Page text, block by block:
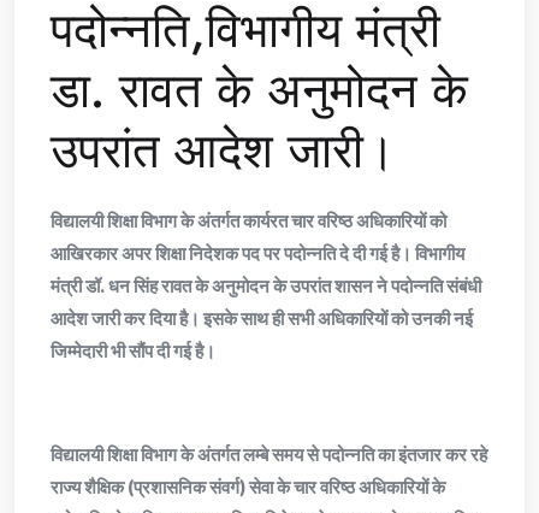
पदोन्नति,विभागीय मंत्री
डा. रावत के अनुमोदन के
उपरांत आदेश जारी।
विद्यालयी शिक्षा विभाग के अंतर्गत कार्यरत चार वरिष्ठ अधिकारियों को
आखिरकार अपर शिक्षा निदेशक पद पर पदोन्नति दे दी गई है। विभागीय
मंत्री डॉ. धन सिंह रावत के अनुमोदन के उपरांत शासन ने पदोन्नति संबंधी
आदेश जारी कर दिया है। इसके साथ ही सभी अधिकारियों को उनकी नई
जिम्मेदारी भी सौंप दी गई है।
विद्यालयी शिक्षा विभाग के अंतर्गत लम्बे समय से पदोन्नति का इंतजार कर रहे
राज्य शैक्षिक (प्रशासनिक संवर्ग) सेवा के चार वरिष्ठ अधिकारियों के